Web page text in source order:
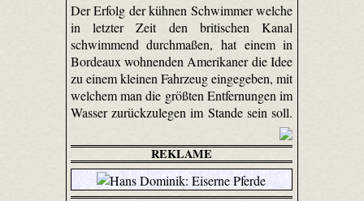
Der Erfolg der kühnen Schwimmer welche
in letzter Zeit den britischen Kanal
schwimmend durchmaßen, hat einem in
Bordeaux wohnenden Amerikaner die Idee
zu einem kleinen Fahrzeug eingegeben, mit
welchem man die größten Entfernungen im
Wasser zurückzulegen im Stande sein soll.
REKLAME